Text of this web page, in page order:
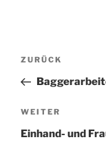
Vorheriger
Beitrag
ZURÜCK
Nächster
Beitrag
WEITER
Einhand- und